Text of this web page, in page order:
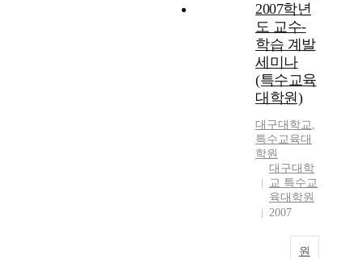
2007학년
도 교수-
학습 계발
세미나
(특수교육
대학원)
대구대학교,
특수교육대
학원
대구대학
교 특수교
육대학원
2007
원